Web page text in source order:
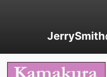
JerrySmith